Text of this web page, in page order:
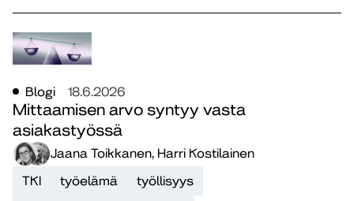
Blogi 18.6.2026
Mittaamisen arvo syntyy vasta
asiakastyössä
Jaana Toikkanen, Harri Kostilainen
TKI
työelämä työllisyys